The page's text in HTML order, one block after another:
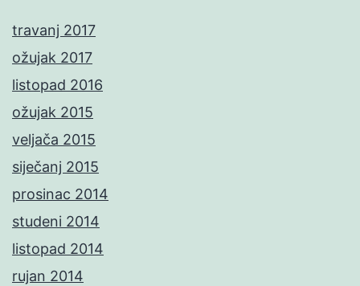
travanj 2017
ožujak 2017
listopad 2016
ožujak 2015
veljača 2015
siječanj 2015
prosinac 2014
studeni 2014
listopad 2014
rujan 2014